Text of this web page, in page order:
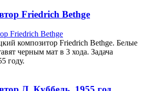
Friedrich Bethge
композитор Friedrich Bethge. Белые
черным мат в 3 хода. Задача
году.